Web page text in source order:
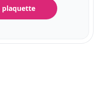
plaquette